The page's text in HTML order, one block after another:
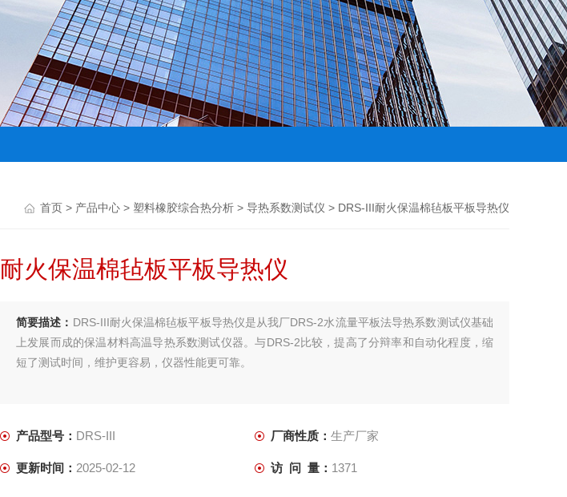
首页 > 产品中心 > 塑料橡胶综合热分析 > 导热系数测试仪 > DRS-III耐火保温棉毡板平板导热仪
耐火保温棉毡板平板导热仪
简要描述： DRS-III耐火保温棉毡板平板导热仪是从我厂DRS-2水流量平板法导热系数测试仪基础
上发展而成的保温材料高温导热系数测试仪器。与DRS-2比较，提高了分辩率和自动化程度，缩
短了测试时间，维护更容易，仪器性能更可靠。
产品型号： DRS-III 厂商性质： 生产厂家
更新时间： 2025-02-12 访 问 量： 1371